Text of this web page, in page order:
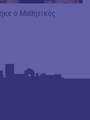
ο Μαθητικός